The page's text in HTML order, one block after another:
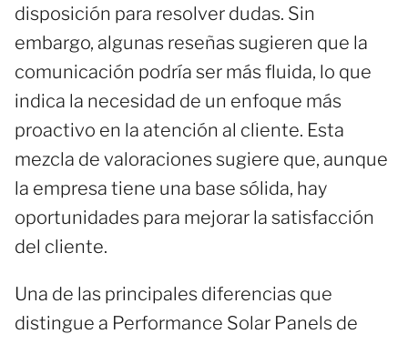
disposición para resolver dudas. Sin
embargo, algunas reseñas sugieren que la
comunicación podría ser más fluida, lo que
indica la necesidad de un enfoque más
proactivo en la atención al cliente. Esta
mezcla de valoraciones sugiere que, aunque
la empresa tiene una base sólida, hay
oportunidades para mejorar la satisfacción
del cliente.
Una de las principales diferencias que
distingue a Performance Solar Panels de